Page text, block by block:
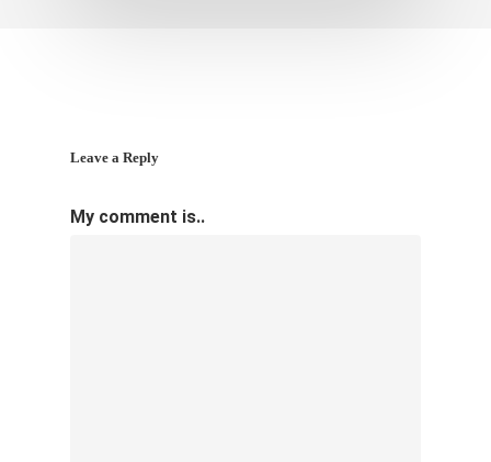
Leave a Reply
My comment is..